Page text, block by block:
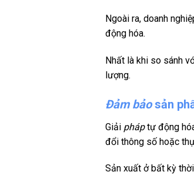
Ngoài ra, doanh
động hóa.
Nhất là khi so sánh
lượng.
Đảm bảosản
Giảipháptự động
đổi thông số hoặc
Sản xuất ở bất kỳ